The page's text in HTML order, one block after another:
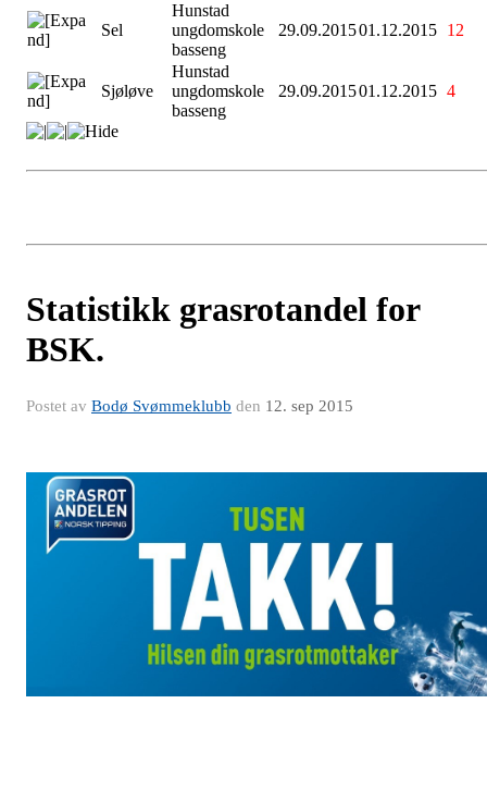
Sel
Hunstad
ungdomskole
basseng
29.09.201501.12.2015 12
Sjøløve
Hunstad
ungdomskole
basseng
29.09.201501.12.2015 4
Statistikk grasrotandel for
BSK.
Postet av Bodø Svømmeklubb den 12. sep 2015